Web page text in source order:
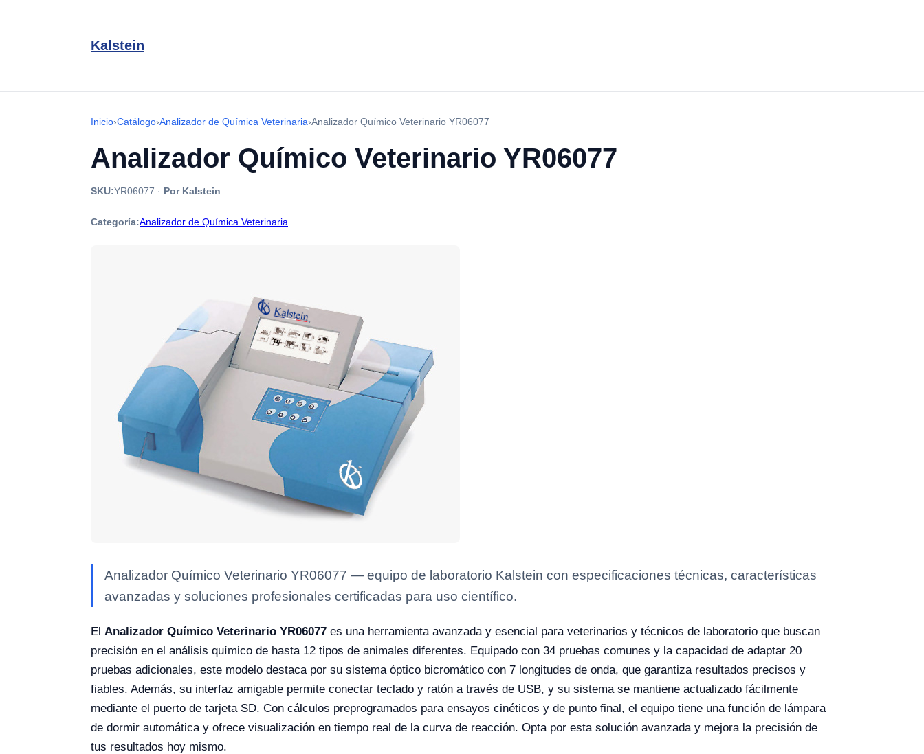
Kalstein
Inicio›Catálogo›Analizador de Química Veterinaria›Analizador Químico Veterinario YR06077
Analizador Químico Veterinario YR06077
SKU:YR06077 · Por Kalstein
Categoría:Analizador de Química Veterinaria
Analizador Químico Veterinario YR06077 — equipo de laboratorio Kalstein con especificaciones técnicas, características
avanzadas y soluciones profesionales certificadas para uso científico.
El Analizador Químico Veterinario YR06077 es una herramienta avanzada y esencial para veterinarios y técnicos de laboratorio que buscan
precisión en el análisis químico de hasta 12 tipos de animales diferentes. Equipado con 34 pruebas comunes y la capacidad de adaptar 20
pruebas adicionales, este modelo destaca por su sistema óptico bicromático con 7 longitudes de onda, que garantiza resultados precisos y
fiables. Además, su interfaz amigable permite conectar teclado y ratón a través de USB, y su sistema se mantiene actualizado fácilmente
mediante el puerto de tarjeta SD. Con cálculos preprogramados para ensayos cinéticos y de punto final, el equipo tiene una función de lámpara
de dormir automática y ofrece visualización en tiempo real de la curva de reacción. Opta por esta solución avanzada y mejora la precisión de
tus resultados hoy mismo.